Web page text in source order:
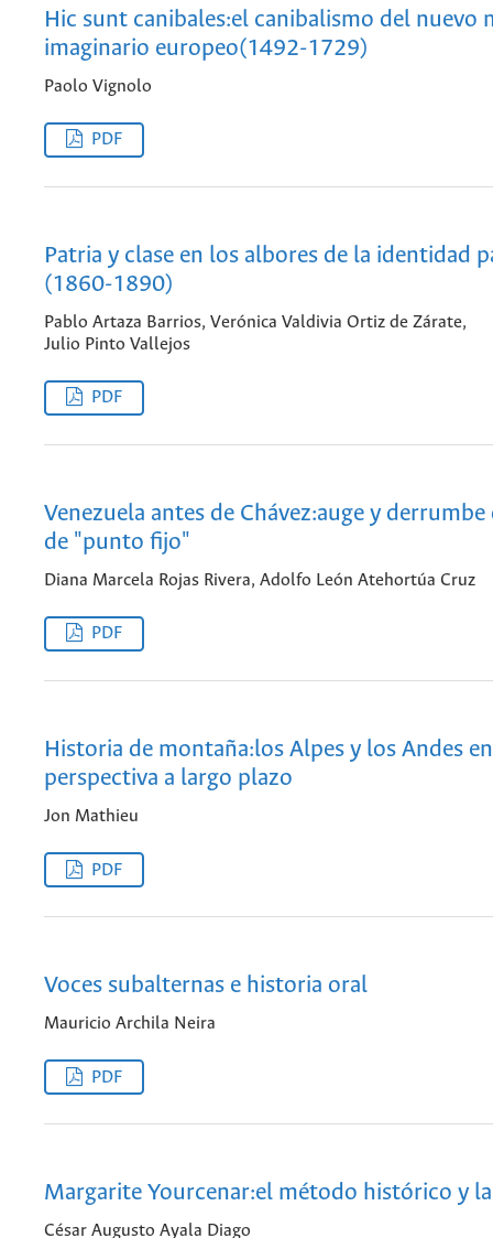
Hic sunt canibales:el canibalismo del nuevo
imaginario europeo(1492-1729)
Paolo Vignolo
PDF
Patria y clase en los albores de la identidad
(1860-1890)
Pablo Artaza Barrios, Verónica Valdivia Ortiz de Zárate,
Julio Pinto Vallejos
PDF
Venezuela antes de Chávez:auge y
de "punto fijo"
Diana Marcela Rojas Rivera, Adolfo León Atehortúa Cruz
PDF
Historia de montaña:los Alpes y los Andes
perspectiva a largo plazo
Jon Mathieu
PDF
Voces subalternas e historia oral
Mauricio Archila Neira
PDF
Margarite Yourcenar:el método histórico y
César Augusto Ayala Diago